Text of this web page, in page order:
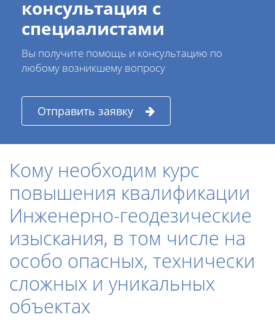
консультация с
специалистами
Вы получите помощь и консультацию по
любому возникшему вопросу
Отправить заявку
Кому необходим курс
повышения квалификации
Инженерно-геодезические
изыскания, в том числе на
особо опасных, технически
сложных и уникальных
объектах